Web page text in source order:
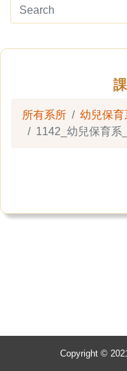
所有系所
幼兒保育
1142_幼兒保育系
Copyright ©